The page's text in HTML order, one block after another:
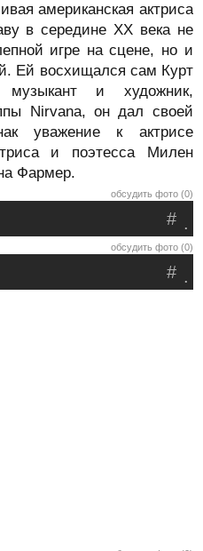
американская актриса
в середине XX века не
игре на сцене, но и
Ей восхищался сам Курт
и художник,
Nirvana, он дал своей
уважение к актрисе
и поэтесса Милен
Фармер.
обсудить фото (0)
.
#
обсудить фото (0)
.
#